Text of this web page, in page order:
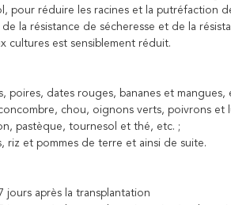
pour réduire les racines et la putréfaction
la résistance de sécheresse et de la
cultures est sensiblement réduit.
poires, dates rouges, bananes et mangues,
chou, oignons verts, poivrons et
pastèque, tournesol et thé, etc. ;
riz et pommes de terre et ainsi de suite.
jours après la transplantation